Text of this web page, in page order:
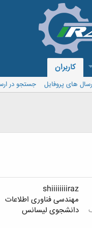
کاربران
های پروفایل
جستجو در
shiiiiiiiiraz
مهندسی فناوری اطلاعات
دانشجوی لیسانس